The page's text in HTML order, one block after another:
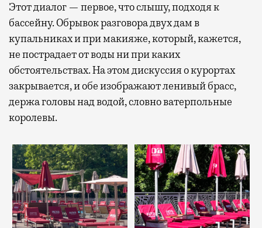
Этот диалог — первое, что слышу, подходя к
бассейну. Обрывок разговора двух дам в
купальниках и при макияже, который, кажется,
не пострадает от воды ни при каких
обстоятельствах. На этом дискуссия о курортах
закрывается, и обе изображают ленивый брасс,
держа головы над водой, словно ватерпольные
королевы.